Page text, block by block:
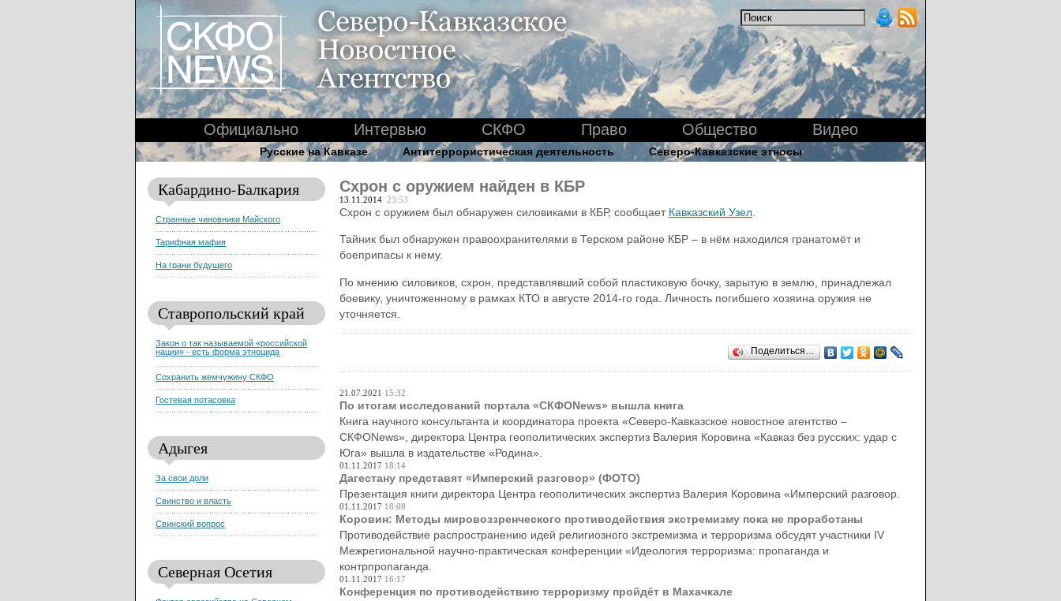
Официально Интервью СКФО Право Общество Видео
Русские на Кавказе Антитеррористическая деятельность Северо-Кавказские этносы
Кабардино-Балкария
Странные чиновники Майского
Тарифная мафия
На грани будущего
Ставропольский край
Закон о так называемой «российской
нации» - есть форма этноцида
Сохранить жемчужину СКФО
Гостевая потасовка
Адыгея
За свои доли
Свинство и власть
Свинский вопрос
Северная Осетия
Схрон с оружием найден в КБР
13.11.2014 23:53
Схрон с оружием был обнаружен силовиками в КБР, сообщает Кавказский Узел.
Тайник был обнаружен правоохранителями в Терском районе КБР – в нём находился гранатомёт и
боеприпасы к нему.
По мнению силовиков, схрон, представлявший собой пластиковую бочку, зарытую в землю, принадлежал
боевику, уничтоженному в рамках КТО в августе 2014-го года. Личность погибшего хозяина оружия не
уточняется.
Поделиться…
21.07.2021 15:32
По итогам исследований портала «СКФОNews» вышла книга
Книга научного консультанта и координатора проекта «Северо-Кавказское новостное агентство –
СКФОNews», директора Центра геополитических экспертиз Валерия Коровина «Кавказ без русских: удар с
Юга» вышла в издательстве «Родина».
01.11.2017 18:14
Дагестану представят «Имперский разговор» (ФОТО)
Презентация книги директора Центра геополитических экспертиз Валерия Коровина «Имперский разговор.
01.11.2017 18:08
Коровин: Методы мировоззренческого противодействия экстремизму пока не проработаны
Противодействие распространению идей религиозного экстремизма и терроризма обсудят участники IV
Межрегиональной научно-практическая конференции «Идеология терроризма: пропаганда и
контрпропаганда.
01.11.2017 16:17
Конференция по противодействию терроризму пройдёт в Махачкале